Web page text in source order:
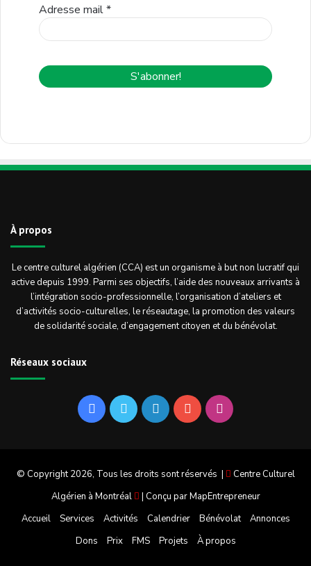
Adresse mail*
À propos
Le centre culturel algérien (CCA) est un organisme à but non lucratif qui
active depuis 1999. Parmi ses objectifs, l’aide des nouveaux arrivants à
l’intégration socio-professionnelle, l’organisation d’ateliers et
d’activités socio-culturelles, le réseautage, la promotion des valeurs
de solidarité sociale, d’engagement citoyen et du bénévolat.
Réseaux sociaux
FacebookTwitterLinkedinYouTubeInstagram
© Copyright 2026, Tous les droits sont réservés |
Centre Culturel
Algérien à Montréal
| Conçu parMapEntrepreneur
Accueil
Services Activités Calendrier Bénévolat
Annonces
Dons
Prix FMS Projets À propos